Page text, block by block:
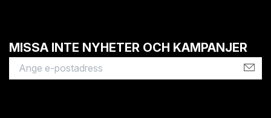
MISSA INTE NYHETER OCH KAMPANJER